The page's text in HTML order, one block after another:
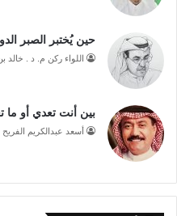
حين يُختبر الصبر
اللواء ركن م. د . خالد
بين أنت تعدي أو ما
أسعد عبدالكريم الفريح